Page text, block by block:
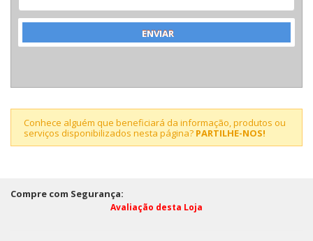
Conhece alguém que beneficiará da informação, produtos ou
serviços disponibilizados nesta página? PARTILHE-NOS!
Compre com Segurança:
Avaliação desta Loja